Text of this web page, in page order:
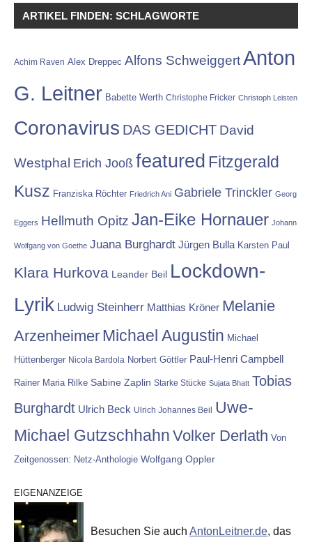
ARTIKEL FINDEN: SCHLAGWORTE
Achim Raven Alex Dreppec Alfons SchweiggertAnton
G. Leitner Babette Werth Christophe Fricker Christoph Leisten
Coronavirus DAS GEDICHT David
Westphal Erich Jooß featured Fitzgerald
Kusz Franziska Röchter Friedrich Ani Gabriele Trinckler Georg
Eggers Hellmuth Opitz Jan-Eike Hornauer Johann
Wolfgang von Goethe Juana Burghardt Jürgen Bulla Karsten Paul
Klara Hurkova Leander Beil Lockdown-
Lyrik Ludwig Steinherr Matthias Kröner Melanie
Arzenheimer Michael Augustin Michael
Hüttenberger Nicola Bardola Norbert Göttler Paul-Henri Campbell
Rainer Maria Rilke Sabine Zaplin Starke Stücke Sujata Bhatt Tobias
Burghardt Ulrich Beck Ulrich Johannes Beil Uwe-
Michael Gutzschhahn Volker Derlath Von
Zeitgenossen: Netz-Anthologie Wolfgang Oppler
EIGENANZEIGE
Besuchen Sie auch AntonLeitner.de, das